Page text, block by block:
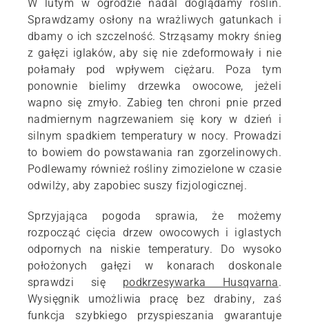
W lutym w ogrodzie nadal doglądamy roślin.
Sprawdzamy osłony na wrażliwych gatunkach i
dbamy o ich szczelność. Strząsamy mokry śnieg
z gałęzi iglaków, aby się nie zdeformowały i nie
połamały pod wpływem ciężaru. Poza tym
ponownie bielimy drzewka owocowe, jeżeli
wapno się zmyło. Zabieg ten chroni pnie przed
nadmiernym nagrzewaniem się kory w dzień i
silnym spadkiem temperatury w nocy. Prowadzi
to bowiem do powstawania ran zgorzelinowych.
Podlewamy również rośliny zimozielone w czasie
odwilży, aby zapobiec suszy fizjologicznej.
Sprzyjająca pogoda sprawia, że możemy
rozpocząć cięcia drzew owocowych i iglastych
odpornych na niskie temperatury. Do wysoko
położonych gałęzi w konarach doskonale
sprawdzi się podkrzesywarka Husqvarna.
Wysięgnik umożliwia pracę bez drabiny, zaś
funkcja szybkiego przyspieszania gwarantuje